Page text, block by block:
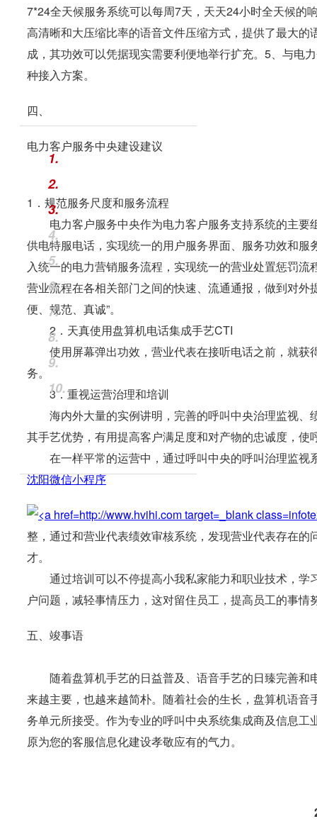
7*24全天候服务系统可以每周7天，天天24小时全天候的
高清晰和大压缩比率的语音文件压缩方式，提供了最大
成，其功效可以凭据现实需要利便地举行扩充。5、与电
种接入方案。
四、
电力客户服务中央建设建议
1．规范服务尺度和服务流程
电力客户服务中央作为电力客户服务支持系统的主要
供电特服电话，实现统一的用户服务界面、服务功效和
入统一的电力营销服务流程，实现统一的营业处置惩罚
营业流程在各相关部门之间的快速、流通通报，做到对
便、规范、真诚”。
2．天真使用盘算机电话集成手艺CTI
使用屏幕弹出功效，营业代表在接听电话之前，就获
务。
3．重视运营治理和培训
海内外大量的实例讲明，完善的呼叫中央治理监视、
其手艺优势，有用提高客户满足度和对产物的忠诚度，使
在一样平常的运营中，通过呼叫中央的呼叫治理监视
沈阳微信小程序
整，通过和营业代表绩效审核系统，发现营业代表存在
才。
通过培训可以不停提高小我私家能力和职业技术，学
户问题，减轻事情压力，这对留住员工，提高员工的事情
五、竣事语
随着盘算机手艺的日益普及、语音手艺的日臻完善和
来越主要，也越来越简朴。随着社会的生长，盘算机语
务单元所接受。作为专业的呼叫中央系统集成商及信息
原为您的客服信息化建设孝敬应有的气力。
1.
2.
3.
4.
5.
6.
7.
8.
9.
10.